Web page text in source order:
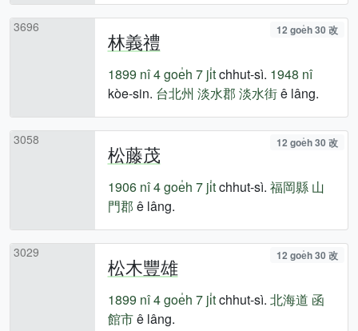
3696
林義禮 12 goe̍h 30 改
1899 nî4 goe̍h 7 ji̍tchhut-sì. 1948 nî
kòe-sin. 台北州 淡水郡 淡水街ê lâng.
3058
松藤茂 12 goe̍h 30 改
1906 nî4 goe̍h 7 ji̍tchhut-sì. 福岡縣 山
門郡 ê lâng.
3029
松木豐雄 12 goe̍h 30 改
1899 nî4 goe̍h 7 ji̍tchhut-sì. 北海道 函
館市ê lâng.